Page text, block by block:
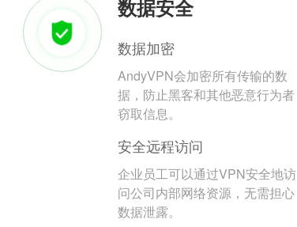
数据安全
数据加密
AndyVPN会加密所有传输的数
据，防止黑客和其他恶意行为者
窃取信息。
安全远程访问
企业员工可以通过VPN安全地访
问公司内部网络资源，无需担心
数据泄露。